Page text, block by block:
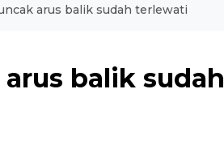
arus balik sudah terlewati
balik sudah